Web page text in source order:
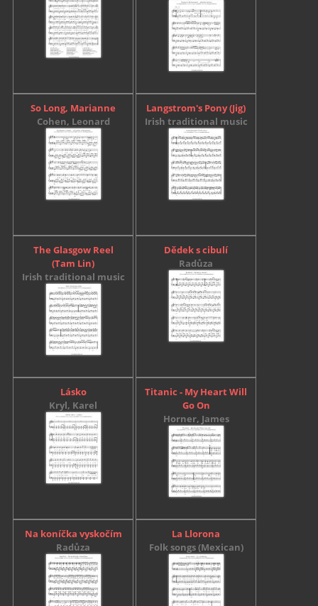
So Long, Marianne
Cohen, Leonard
Langstrom's Pony (Jig)
Irish traditional music
The Glasgow Reel
(Tam Lin)
Irish traditional music
Dědek s cibulí
Radůza
Lásko
Kryl, Karel
Titanic - My Heart Will
Go On
Horner, James
Na koníčka vyskočím
Radůza
La Llorona
Folk songs (Mexican)